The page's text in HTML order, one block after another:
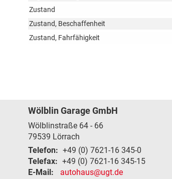
Zustand
Zustand, Beschaffenheit
Zustand, Fahrfähigkeit
Wölblin Garage GmbH
Wölblinstraße 64 - 66
79539 Lörrach
Telefon: +49 (0) 7621-16 345-0
Telefax: +49 (0) 7621-16 345-15
E-Mail:
autohaus@ugt.de